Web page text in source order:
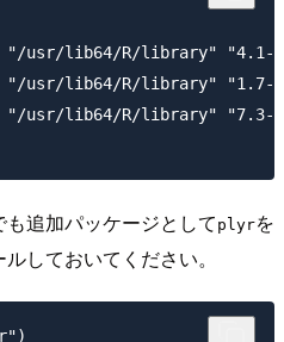
lib64/R/library" "4.1-8"
"/usr/lib64/R/
lib64/R/library" "7.3-8"
追加パッケージとして plyrを
しておいてください。